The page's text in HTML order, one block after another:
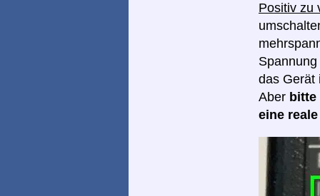
Positiv zu
das Gerät
Aber
eine